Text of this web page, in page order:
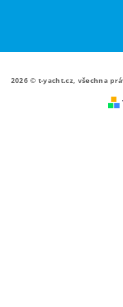
2026 © t-yacht.cz, všechna